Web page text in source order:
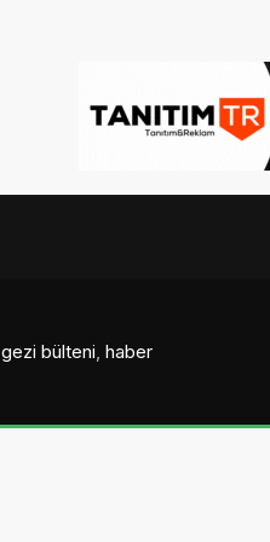
gezi bülteni, haber